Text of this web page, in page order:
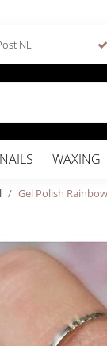
NL
NAILS WAXING
Gel Polish